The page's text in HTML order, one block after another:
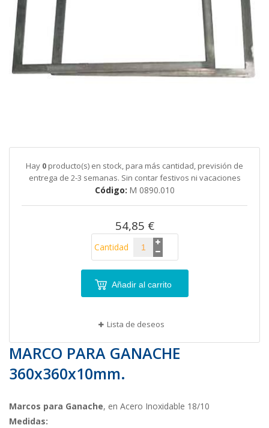
comienzo
galería
imágenes
Hay 0 producto(s) en stock, para más cantidad, previsión de
entrega de 2-3 semanas. Sin contar festivos ni vacaciones
Código M 0890.010
54,85 €
Cantidad
Añadir al carrito
Lista de deseos
MARCO PARA GANACHE
360x360x10mm.
Marcos para Ganache, en Acero Inoxidable 18/10
Medidas: